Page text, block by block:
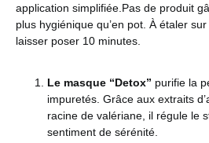
application simplifiée.Pas de produit
plus hygiénique qu’en pot. À étaler
laisser poser 10 minutes.
Le masque “Detox” purifie la
impuretés. Grâce aux extraits
racine de valériane, il régule le
sentiment de sérénité.